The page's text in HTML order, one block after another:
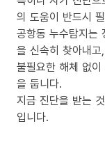
의 도움이 반드시
공항동 누수탐지는
을 신속히 찾아내고,
불필요한 해체 없
을 둡니다.
지금 진단을 받는
입니다.